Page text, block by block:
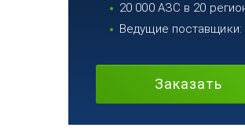
20 000 АЗС в 20
Ведущие
Заказать